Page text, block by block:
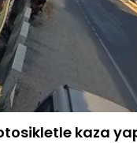
kaza